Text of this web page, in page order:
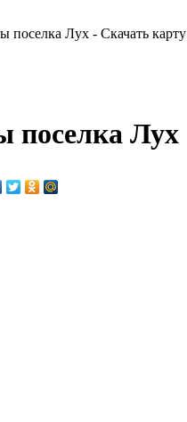
поселка Лух - Скачать карту
поселка Лух